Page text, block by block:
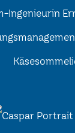
Ingenieurin